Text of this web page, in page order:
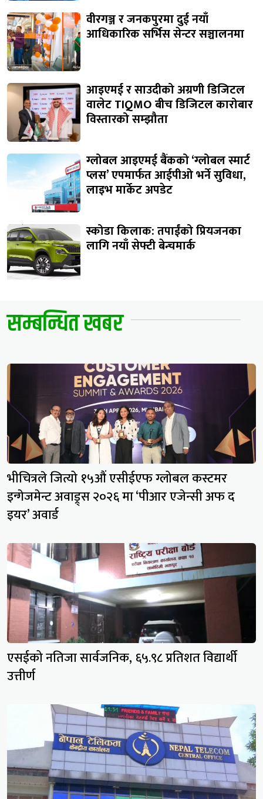
वीरगञ्ज र जनकपुरमा दुई नयाँ
आधिकारिक सर्भिस सेन्टर सञ्चालनमा
आइएमई र साउदीको अग्रणी डिजिटल
वालेट TIQMO बीच डिजिटल कारोबार
विस्तारको सम्झौता
ग्लोबल आइएमई बैंकको ‘ग्लोबल स्मार्ट
प्लस’ एपमार्फत आईपीओ भर्ने सुविधा,
लाइभ मार्केट अपडेट
स्कोडा किलाक: तपाईंको प्रियजनका
लागि नयाँ सेफ्टी बेन्चमार्क
सम्बन्धित खबर
भीचित्रले जित्यो १५औं एसीईएफ ग्लोबल कस्टमर
इन्गेजमेन्ट अवाड्र्स २०२६ मा ‘पीआर एजेन्सी अफ द
इयर’ अवार्ड
एसईको नतिजा सार्वजनिक, ६५.९८ प्रतिशत विद्यार्थी
उत्तीर्ण